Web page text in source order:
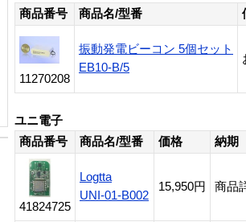
商品番号
商品名/型番
11270208
振動発電ビーコン 5個セット
EB10-B/5
ユニ電子
商品番号
商品名/型番 価格 納期
41824725
Logtta
UNI-01-B002
15,950円 商品